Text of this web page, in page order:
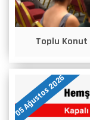
Toplu Konut
05 Ağustos 2026